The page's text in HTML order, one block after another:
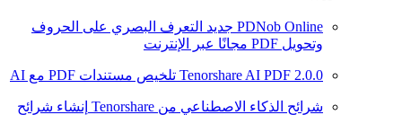
PDNob Online جديد التعرف البصري على الحروف
وتحويل PDF مجانًا عبر الإنترنت
Tenorshare AI PDF 2.0.0 تلخيص مستندات PDF مع AI
شرائح الذكاء الاصطناعي من Tenorshare
إنشاء شرائح